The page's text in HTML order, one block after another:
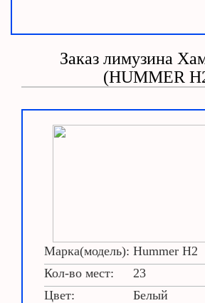
Заказ лимузина
(HUMMER
Марка(модель): Hummer H2
Кол-во мест:
23
Цвет:
Белый